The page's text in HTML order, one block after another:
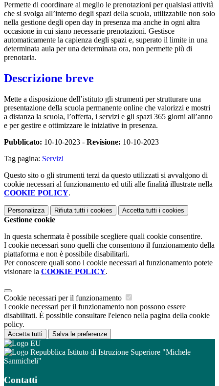
Permette di coordinare al meglio le prenotazioni per qualsiasi attività
che si svolga all’interno degli spazi della scuola, utilizzabile non solo
nella gestione degli open day in presenza ma anche in ogni altra
occasione in cui siano necessarie prenotazioni. Gestisce
automaticamente la capienza degli spazi e, superato il limite in una
determinata aula per una determinata ora, non permette più di
prenotarla.
Descrizione breve
Mette a disposizione dell’istituto gli strumenti per strutturare una
presentazione della scuola permanente online che valorizzi e mostri
a distanza la scuola, l’offerta, i servizi e gli spazi 365 giorni all’anno
e per gestire e ottimizzare le iniziative in presenza.
Pubblicato: 10-10-2023 - Revisione: 10-10-2023
Tag pagina: Servizi
Questo sito o gli strumenti terzi da questo utilizzati si avvalgono di
cookie necessari al funzionamento ed utili alle finalità illustrate nella
COOKIE POLICY.
Personalizza Rifiuta tutti i cookies Accetta tutti i cookies
Gestione cookie
In questa schermata è possibile scegliere quali cookie consentire.
I cookie necessari sono quelli che consentono il funzionamento della
piattaforma e non è possibile disabilitarli.
Per conoscere quali sono i cookie necessari al funzionamento potete
visionare la COOKIE POLICY.
Cookie necessari per il funzionamento
I cookie necessari per il funzionamento non possono essere
disabilitati. È possibile consultare l'elenco nella pagina della cookie
policy.
Accetta tutti Salva le preferenze
Istituto di Istruzione Superiore "Michele
Sanmicheli"
Contatti